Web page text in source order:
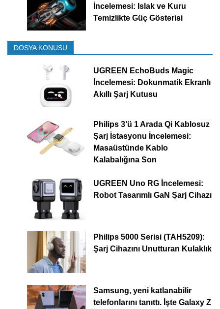
İncelemesi: Islak ve Kuru
Temizlikte Güç Gösterisi
DOSYA KONUSU
UGREEN EchoBuds Magic
İncelemesi: Dokunmatik Ekranlı
Akıllı Şarj Kutusu
Philips 3’ü 1 Arada Qi Kablosuz
Şarj İstasyonu İncelemesi:
Masaüstünde Kablo
Kalabalığına Son
UGREEN Uno RG İncelemesi:
Robot Tasarımlı GaN Şarj Cihazı
Philips 5000 Serisi (TAH5209):
Şarj Cihazını Unutturan Kulaklık
Samsung, yeni katlanabilir
telefonlarını tanıttı. İşte Galaxy Z